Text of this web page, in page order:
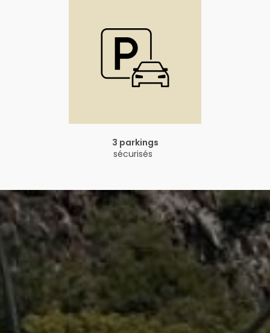
3 parkings
sécurisés